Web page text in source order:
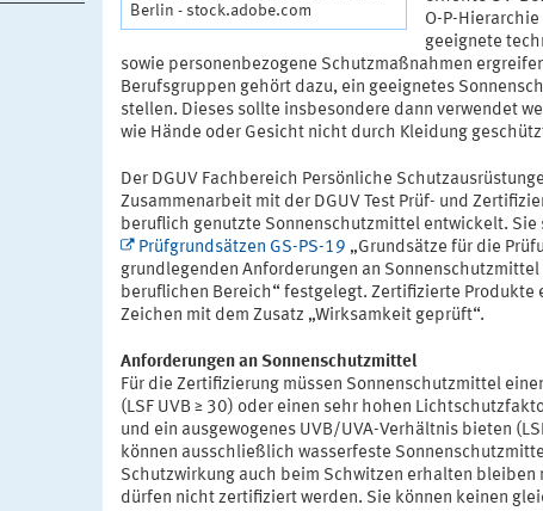
Berlin - stock.adobe.com
O-P-
geeignete
sowie personenbezogene Schutzmaßnahmen
Berufsgruppen gehört dazu, ein geeignetes
stellen. Dieses sollte insbesondere dann verwendet
wie Hände oder Gesicht nicht durch Kleidung
Der DGUV Fachbereich Persönliche
Zusammenarbeit mit der DGUV Test Prüf- und
beruflich genutzte Sonnenschutzmittel entwickelt. Sie
Prüfgrundsätzen GS-PS-19 „Grundsätze für die
grundlegenden Anforderungen an Sonnenschutzmittel
beruflichen Bereich“ festgelegt. Zertifizierte Produkte
Zeichen mit dem Zusatz „Wirksamkeit geprüft“.
Anforderungen an Sonnenschutzmittel
Für die Zertifizierung müssen Sonnenschutzmittel
(LSF UVB ≥ 30) oder einen sehr hohen
und ein ausgewogenes UVB/UVA-Verhältnis bieten
können ausschließlich wasserfeste
Schutzwirkung auch beim Schwitzen erhalten bleiben
dürfen nicht zertifiziert werden. Sie können keinen